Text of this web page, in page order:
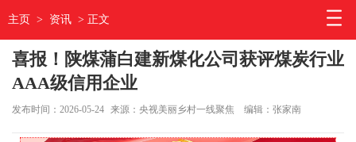
主页 > 资讯 > 正文
喜报！陕煤蒲白建新煤化公司获评煤炭行业
AAA级信用企业
发布时间：2026-05-24 来源：央视美丽乡村一线聚焦 编辑：张家南